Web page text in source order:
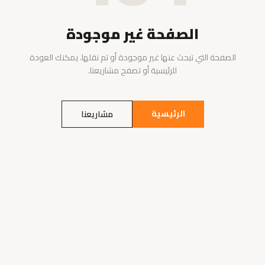
الصفحة غير موجودة
الصفحة التي تبحث عنها غير موجودة أو تم نقلها. يمكنك العودة
للرئيسية أو تصفح مشاريعنا.
الرئيسية مشاريعنا